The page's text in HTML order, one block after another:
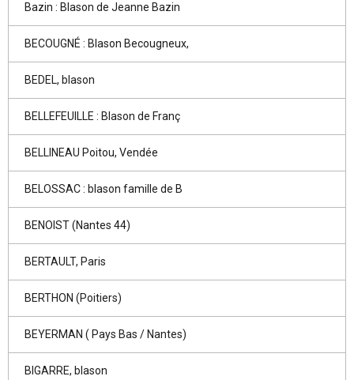
Bazin : Blason de Jeanne Bazin
BECOUGNÉ : Blason Becougneux,
BEDEL, blason
BELLEFEUILLE : Blason de Franç
BELLINEAU Poitou, Vendée
BELOSSAC : blason famille de B
BENOIST (Nantes 44)
BERTAULT, Paris
BERTHON (Poitiers)
BEYERMAN ( Pays Bas / Nantes)
BIGARRE, blason